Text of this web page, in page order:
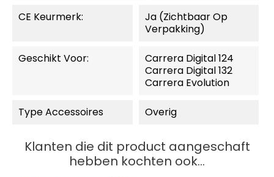
CE Keurmerk:
Ja (zichtbaar Op
Verpakking)
Geschikt Voor:
Carrera Digital 124
Carrera Digital 132
Carrera Evolution
Type Accessoires Overig
Klanten die dit product aangeschaft
hebben kochten ook...